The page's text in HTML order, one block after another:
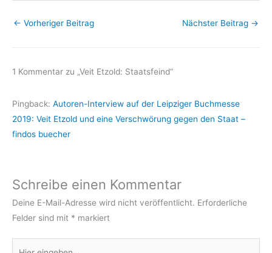
← Vorheriger Beitrag Nächster Beitrag →
1 Kommentar zu „Veit Etzold: Staatsfeind“
Pingback: Autoren-Interview auf der Leipziger Buchmesse
2019: Veit Etzold und eine Verschwörung gegen den Staat –
findos buecher
Schreibe einen Kommentar
Deine E-Mail-Adresse wird nicht veröffentlicht. Erforderliche
Felder sind mit * markiert